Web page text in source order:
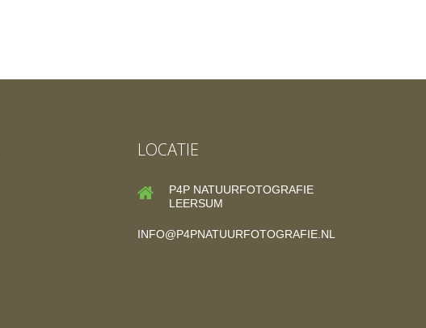
LOCATIE
P4P NATUURFOTOGRAFIE
LEERSUM
INFO@P4PNATUURFOTOGRAFIE.NL